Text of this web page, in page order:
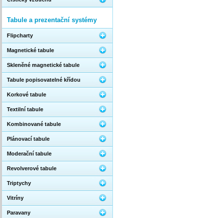
Tabule a prezentační systémy
Flipcharty
Magnetické tabule
Skleněné magnetické tabule
Tabule popisovatelné křídou
Korkové tabule
Textilní tabule
Kombinované tabule
Plánovací tabule
Moderační tabule
Revolverové tabule
Triptychy
Vitríny
Paravany